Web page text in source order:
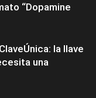
“Dopamine
la llave
una